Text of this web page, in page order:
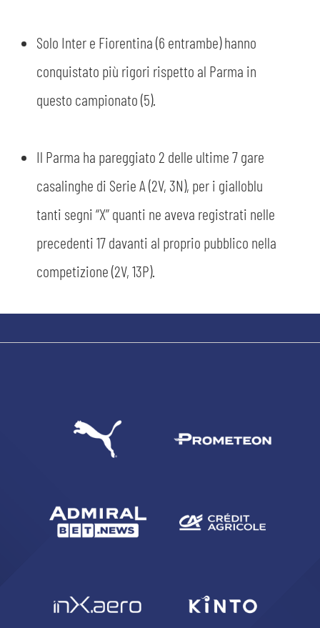
Solo Inter e Fiorentina (6 entrambe) hanno
conquistato più rigori rispetto al Parma in
questo campionato (5).
Il Parma ha pareggiato 2 delle ultime 7 gare
casalinghe di Serie A (2V, 3N), per i gialloblu
tanti segni “X” quanti ne aveva registrati nelle
precedenti 17 davanti al proprio pubblico nella
competizione (2V, 13P).